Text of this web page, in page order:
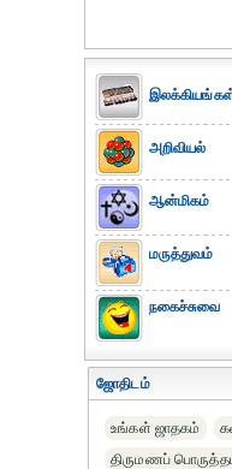
அறிவியல்
ஆன்மிகம்
மருத்துவம்
நகைச்சுவை
ஜோதிடம்
உங்கள் ஜாதகம்
திருமணப்